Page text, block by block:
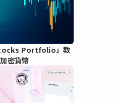
Portfolio」教
密貨幣